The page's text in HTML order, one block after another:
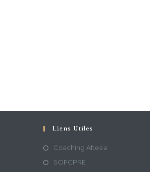
Liens Utiles
Coaching Altesia
SOFCPRE